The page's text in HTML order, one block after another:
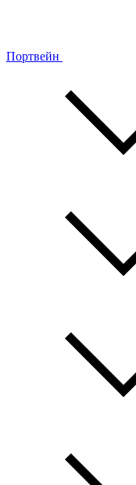
Портвейн